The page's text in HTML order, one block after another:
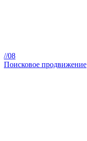
//08
Поисковое продвижение